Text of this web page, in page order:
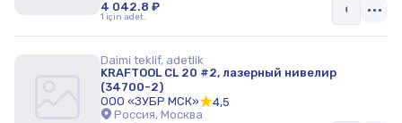
4 042.8 ₽
1 için adet.
Daimi teklif, adetlik
KRAFTOOL CL 20 #2, лазерный нивелир
(34700-2)
ООО «ЗУБР МСК»
4,5
Россия, Москва